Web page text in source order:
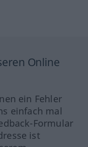
Online
ein Fehler
einfach mal
Formular
ist